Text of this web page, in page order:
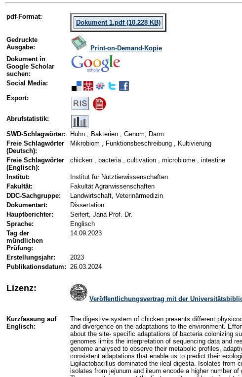
pdf-Format:
Dokument 1.pdf (10.228 KB)
Gedruckte
Ausgabe:
Print-on-Demand-Kopie
Dokument in
Google Scholar
suchen:
Social Media:
Export:
Abrufstatistik:
SWD-Schlagwörter:
Huhn , Bakterien , Genom, Darm
Freie Schlagwörter
(Deutsch):
Mikrobiom , Funktionsbeschreibung , Kultivierung
Freie Schlagwörter
(Englisch):
chicken , bacteria , cultivation , microbiome , intestine
Institut:
Institut für Nutztierwissenschaften
Fakultät:
Fakultät Agrarwissenschaften
DDC-Sachgruppe:
Landwirtschaft, Veterinärmedizin
Dokumentart:
Dissertation
Hauptberichter:
Seifert, Jana Prof. Dr.
Sprache:
Englisch
Tag der
mündlichen
Prüfung:
14.09.2023
Erstellungsjahr:
2023
Publikationsdatum:
26.03.2024
Lizenz:
Veröffentlichungsvertrag mit der
Kurzfassung auf
Englisch:
The digestive system of chicken presents different
and divergence on the adaptations to the environment.
about the site- specific adaptations of bacteria colonizing
genomes limits the interpretation of sequencing data and
genome analysed to observe their metabolic profiles,
consistent adaptations that enable us to predict their
Ligilactobacillus dominated the ileal digesta. Isolates from
isolates from jejunum and ileum encode a higher number